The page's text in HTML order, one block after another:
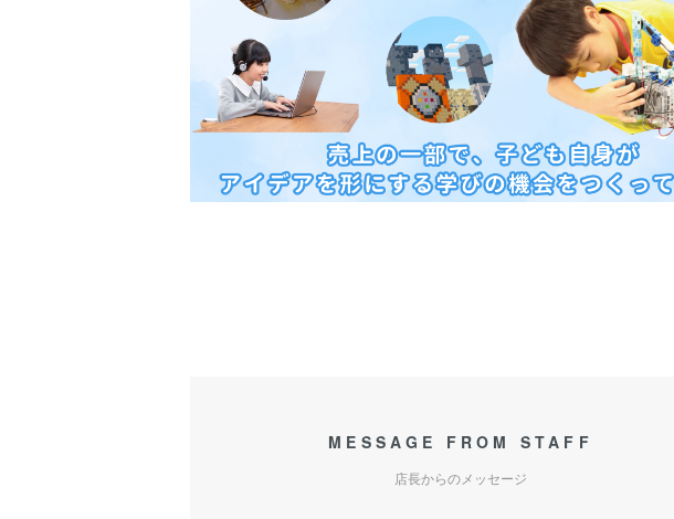
MESSAGE FROM STAFF
店長からのメッセージ